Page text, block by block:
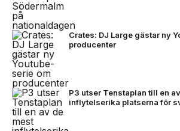
Crates: DJ Large gästar ny
producenter
P3 utser Tenstaplan till en
inflytelserika platserna för